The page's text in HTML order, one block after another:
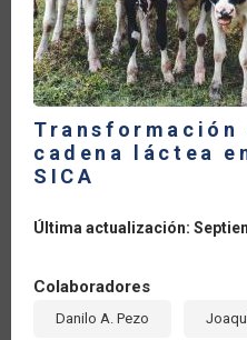
cadena láctea
SICA
Última actualización:
Colaboradores
Danilo A. Pezo